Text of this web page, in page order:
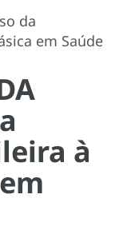
da
em Saúde
à